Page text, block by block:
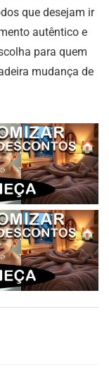
que desejam ir
autêntico e
para quem
mudança de